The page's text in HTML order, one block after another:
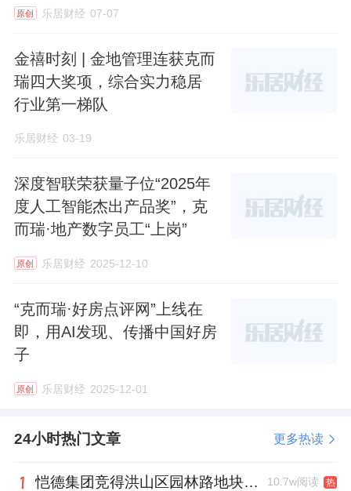
林宸院将从目前的“步行可达”跃升为真正的
极速通达： 未来从三塘站出发，仅需3站即可直
达西湖文化广场，通过换乘可快速抵达钱江新
城、奥体中心等城市核心板块。
南北动脉：15号线作为杭州新的南北向骨干
线，串联起萧山南部、钱江
世纪城、武林广
场、运河新城等关键节点，极大拓宽了业主的
生活半径。
15号线的开通将显著提升项目的轨交便利性评
分，使其在主城豪宅中的交通竞争力从“中上”
是得天独厚。项目紧邻德胜快速路、上塘高
原创 乐居财经 07-07
金禧时刻 | 金地管理连获克而
瑞四大奖项，综合实力稳居
行业第一梯队
乐居财经 03-19
深度智联荣获量子位“2025年
度人工智能杰出产品奖”，克
而瑞·地产数字员工“上岗”
原创 乐居财经 2025-12-10
“克而瑞·好房点评网”上线在
即，用AI发现、传播中国好房
子
原创 乐居财经 2025-12-01
24小时热门文章 更多热读
恺德集团竞得洪山区园林路地块，引入贝好家C2M产品定位及营销服务 10.7w阅读 热